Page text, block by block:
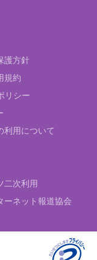
護方針
規約
リシー
利用について
二次利用
ーネット報道協会